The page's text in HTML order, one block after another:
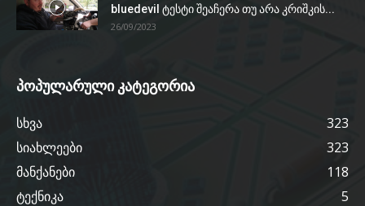
bluedevil ტესტი შეაჩერა თუ არა კრიშკის...
26/09/2023
პოპულარული კატეგორია
სხვა
323
სიახლეები
323
მანქანები
118
ტექნიკა
5